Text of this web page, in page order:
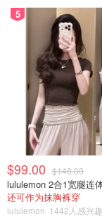
5
$99.00 $148.00
lululemon 2合1宽腿连
还可作为抹胸裤穿
lululemon 1442人感兴趣